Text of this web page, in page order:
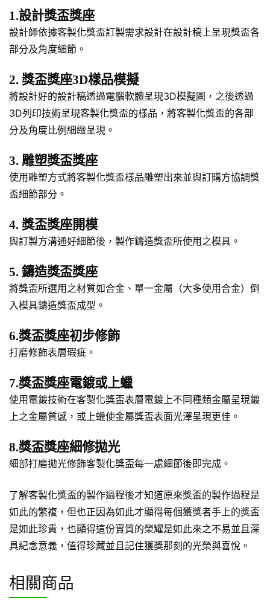
1.設計獎盃獎座
設計師依據客製化獎盃訂製需求設計在設計稿上呈現獎盃各
部分及角度細節。
2. 獎盃獎座3D樣品模擬
將設計好的設計稿透過電腦軟體呈現3D模擬圖，之後透過
3D列印技術呈現客製化獎盃的樣品，將客製化獎盃的各部
分及角度比例細緻呈現。
3. 雕塑獎盃獎座
使用雕塑方式將客製化獎盃樣品雕塑出來並與訂購方協調獎
盃細節部分。
4. 獎盃獎座開模
與訂製方溝通好細節後，製作鑄造獎盃所使用之模具。
5. 鑄造獎盃獎座
將獎盃所選用之材質如合金、單一金屬（大多使用合金）倒
入模具鑄造獎盃成型。
6.獎盃獎座初步修飾
打磨修飾表層瑕疵。
7.獎盃獎座電鍍或上蠟
使用電鍍技術在客製化獎盃表層電鍍上不同種類金屬呈現鍍
上之金屬質感，或上蠟使金屬獎盃表面光澤呈現更佳。
8.獎盃獎座細修拋光
細部打磨拋光修飾客製化獎盃每一處細節後即完成。
了解客製化獎盃的製作過程後才知道原來獎盃的製作過程是
如此的繁複，但也正因為如此才顯得每個獲獎者手上的獎盃
是如此珍貴，也顯得這份實質的榮耀是如此來之不易並且深
具紀念意義，值得珍藏並且記住獲獎那刻的光榮與喜悅。
相關商品